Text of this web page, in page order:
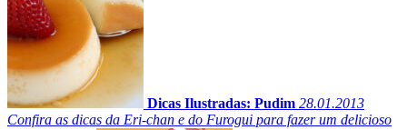
Dicas Ilustradas: Pudim 28.01.2013
Confira as dicas da Eri-chan e do Furogui para fazer um delicioso